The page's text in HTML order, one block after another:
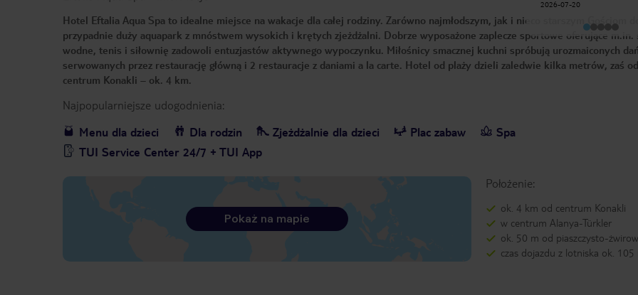
staje się bardzo niemiły,
dogadać, w żadnym języku
bardzo powtarzalne. Drinki w
ultra all inclusive porażka.
bardzo rozcieńczone. Na jadalni
bardzo często brakuje
2026-07-20
Hotel Eftalia Aqua Spa to idealne miejsce na wakacje dla całej rodziny. Zarówno najmłodszym, jak i nieco starszym Gościom do
przypadnie duży aquapark z mnóstwem wysokich i krętych zjeżdżalni. Dobrze wyposażone zaplecze sportowe oferujące m.in.
wodne, tenis i siłownię zadowoli entuzjastów aktywnego wypoczynku. Miłośnicy smacznej kuchni spróbują urozmaiconych dań
serwowanych przez restaurację główną i 2 restauracje z daniami a la carte. Hotel od plaży dzieli zaledwie kilka metrów, zaś od
centrum Konakli – ok. 4 km.
Najpopularniejsze udogodnienia:
Menu dla dzieci
Dla rodzin Zjeżdżalnie dla dzieci Plac zabaw
Spa
TUI Service Center 24/7 + TUI App
Położenie:
ok. 4 km od centrum Konakli
w centrum Alanya-Türkler
ok. 50 m od piaszczysto-
czas dojazdu z lotniska ok. 105
Pokaż na mapie